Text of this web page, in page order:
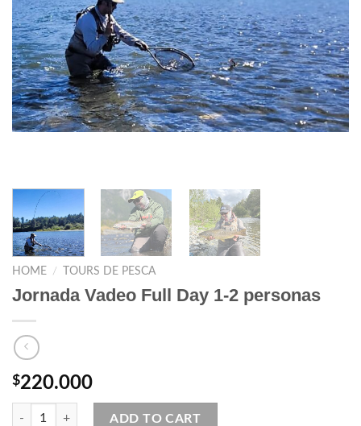
HOME / TOURS DE PESCA
Jornada Vadeo Full Day 1-2 personas
$220.000
Jornada Vadeo Full Day 1-2 personas quantity
ADD TO CART